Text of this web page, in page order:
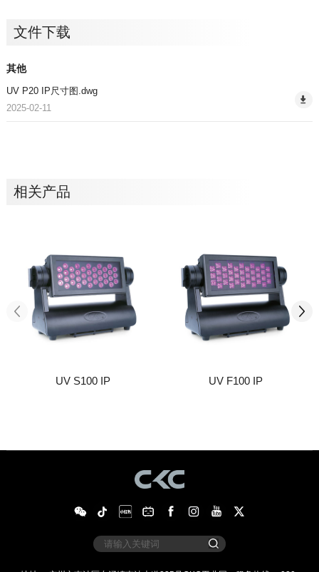
文件下载
其他
UV P20 IP尺寸图.dwg
2025-02-11
相关产品
UV S100 IP UV F100 IP